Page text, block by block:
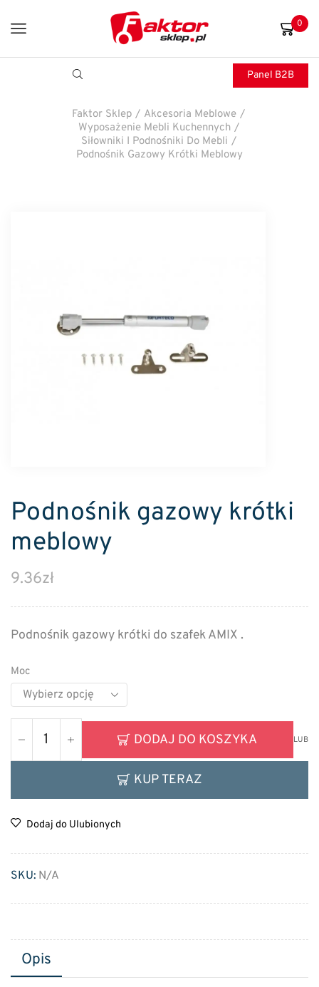
0
Panel B2B
Faktor Sklep / Akcesoria Meblowe /
Wyposażenie Mebli Kuchennych /
Siłowniki I Podnośniki Do Mebli /
Podnośnik Gazowy Krótki Meblowy
Podnośnik gazowy krótki
meblowy
9.36zł
Podnośnik gazowy krótki do szafek AMIX .
Moc
DODAJ DO KOSZYKA LUB
KUP TERAZ
Dodaj do Ulubionych
SKU: N/A
Opis